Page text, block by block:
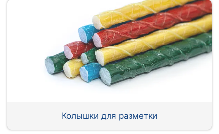
Колышки для разметки